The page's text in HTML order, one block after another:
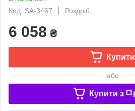
Код: SA-3467
Роздріб
6 058 ₴
Купити
або
Купити з